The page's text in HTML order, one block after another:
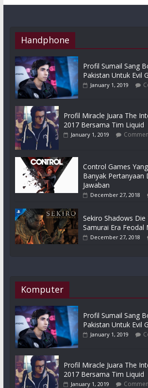
Handphone
Profil Sumail Sang
Pakistan Untuk Evil
January 1, 2019
Profil Miracle Juara The
2017 Bersama Tim Liquid
January 1, 2019
Control Games
Banyak Pertanyaan
Jawaban
December 27, 2018
Sekiro Shadows Die
Samurai Era Feodal
December 27, 2018
Komputer
Profil Sumail Sang
Pakistan Untuk Evil
January 1, 2019
Profil Miracle Juara The
2017 Bersama Tim Liquid
January 1, 2019